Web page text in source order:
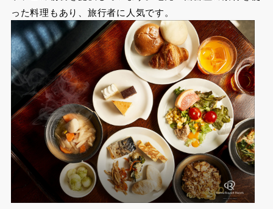
った料理もあり、旅行者に人気です。